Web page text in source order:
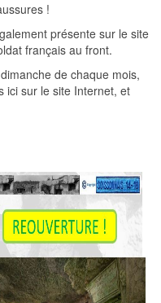
!
présente sur le site
français au front.
dimanche de chaque mois,
ici sur le site Internet, et